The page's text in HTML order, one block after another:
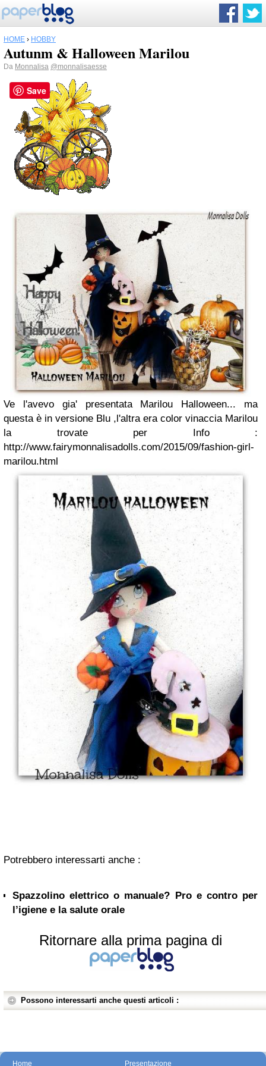
HOME › HOBBY
Autunm & Halloween Marilou
Da Monnalisa @monnalisaesse
Ve l'avevo gia' presentata Marilou Halloween...
ma
questa è in versione Blu ,l'altra era color vinaccia Marilou
la trovate per Info :
http://www.fairymonnalisadolls.com/2015/09/fashion-girl-
marilou.html
Potrebbero interessarti anche :
Spazzolino elettrico o manuale? Pro e contro per
l’igiene e la salute orale
Ritornare alla prima pagina di
Possono interessarti anche questi articoli :
Home Presentazione
Save